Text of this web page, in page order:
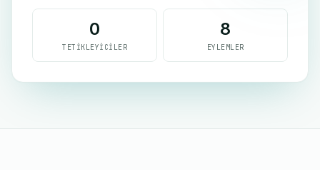
0
TETIKLEYICILER
8
EYLEMLER